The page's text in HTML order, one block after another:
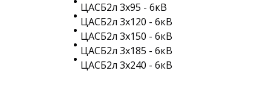
ЦАСБ2л 3х95 - 6кВ
ЦАСБ2л 3х120 - 6кВ
ЦАСБ2л 3х150 - 6кВ
ЦАСБ2л 3х185 - 6кВ
ЦАСБ2л 3х240 - 6кВ